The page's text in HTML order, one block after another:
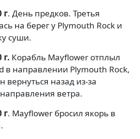
г. День предков. Третья
на берег у Plymouth Rock и
суши.
г. Корабль Mayflower отплыл
в направлении Plymouth Rock,
назад из-за
ветра.
г. Mayflower бросил якорь в